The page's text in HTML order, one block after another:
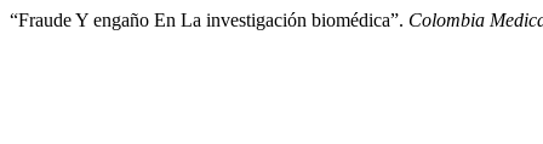
“Fraude Y engaño En La investigación biomédica”. Colombia